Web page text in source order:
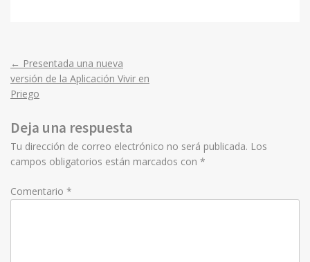
Post
navigation
← Presentada una nueva
versión de la Aplicación Vivir en
Priego
Deja una respuesta
Tu dirección de correo electrónico no será publicada. Los
campos obligatorios están marcados con *
Comentario *